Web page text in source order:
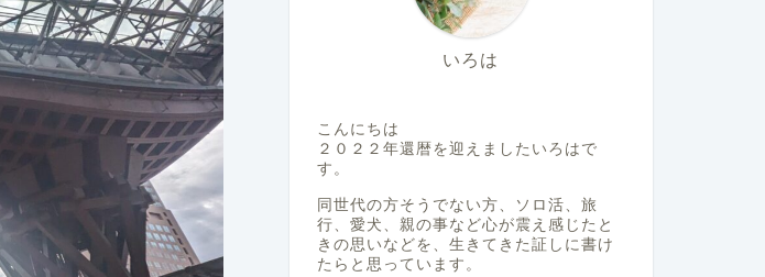
いろは
こんにちは
２０２２年還暦を迎えましたいろはで
す。
同世代の方そうでない方、ソロ活、旅
行、愛犬、親の事など心が震え感じたと
きの思いなどを、生きてきた証しに書け
たらと思っています。